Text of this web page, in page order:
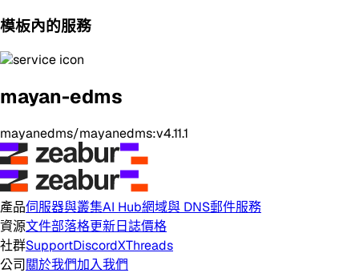
模板內的服務
mayan-edms
mayanedms/mayanedms:v4.11.1
產品伺服器與叢集AI Hub網域與 DNS郵件服務
資源文件部落格更新日誌價格
社群SupportDiscordXThreads
公司關於我們加入我們